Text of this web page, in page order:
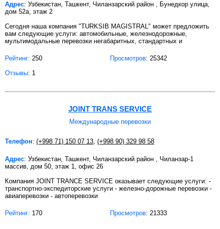
Адрес: Узбекистан, Ташкент, Чиланзарский район , Бунедкор улица,
дом 52а, этаж 2
Сегодня наша компания "TURKSIB MAGISTRAL" может предложить
вам следующие услуги: автомобильные, железнодорожные,
мультимодальные перевозки негабаритных, стандартных и
Рейтинг: 250 Просмотров: 25342
Отзывы: 1
JOINT TRANS SERVICE
Международные перевозки
Телефон: (+998 71) 150 07 13, (+998 90) 329 98 58
Адрес: Узбекистан, Ташкент, Чиланзарский район , Чиланзар-1
массив, дом 50, этаж 1, офис 26
Компания JOINT TRANCE SERVICE оказывает следующие услуги: -
транспортно-экспедиторские услуги - железно-дорожные перевозки -
авиаперевозки - автоперевозки
Рейтинг: 170 Просмотров: 21333